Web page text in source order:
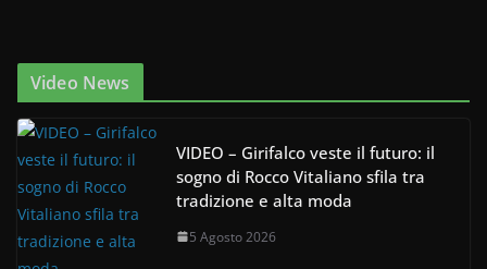
Video News
VIDEO – Girifalco veste il futuro: il
sogno di Rocco Vitaliano sfila tra
tradizione e alta moda
5 Agosto 2026